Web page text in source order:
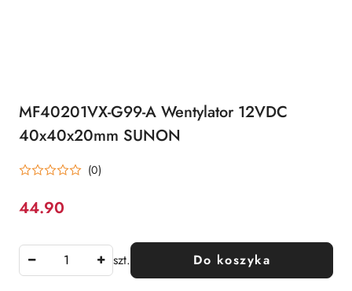
MF40201VX-G99-A Wentylator 12VDC
40x40x20mm SUNON
(0)
Cena:
44.90
szt. Do koszyka